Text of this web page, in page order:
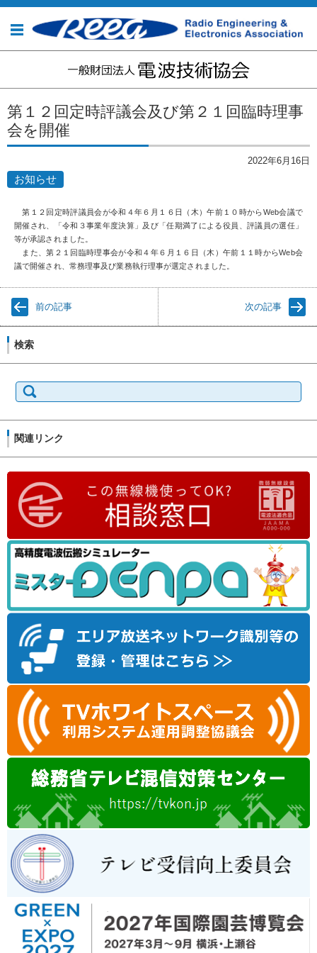
コンテンツに移動
第１２回定時評議会及び第２１回臨時理事
会を開催
2022年6月16日
お知らせ
第１２回定時評議員会が令和４年６月１６日（木）午前１０時からWeb会議で
開催され、「令和３事業年度決算」及び「任期満了による役員、評議員の選任」
等が承認されました。
また、第２１回臨時理事会が令和４年６月１６日（木）午前１１時からWeb会
議で開催され、常務理事及び業務執行理事が選定されました。
前の記事 次の記事
検索
索:
関連リンク